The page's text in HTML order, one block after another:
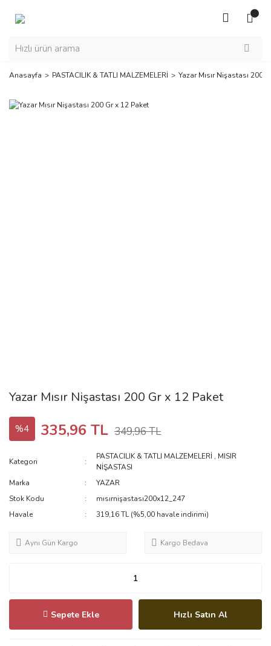
Anasayfa PASTACILIK & TATLI MALZEMELERİ Yazar Mısır Nişastası 200
Yazar Mısır Nişastası 200 Gr x 12 Paket
%4 335,96 TL 349,96 TL
Kategori
PASTACILIK & TATLI MALZEMELERİ , MISIR
NİŞASTASI
Marka
YAZAR
Stok Kodu
mısırnişastası200x12_247
Havale
319,16 TL (%5,00 havale indirimi)
Aynı Gün Kargo Kargo Bedava
Sepete Ekle Hızlı Satın Al